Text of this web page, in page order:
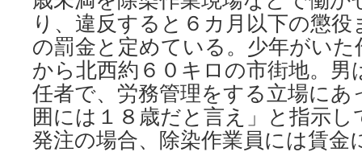
り、違反すると６カ月以下の懲
の罰金と定めている。少年がい
から北西約６０キロの市街地。男
任者で、労務管理をする立場にあ
囲には１８歳だと言え」と指示
発注の場合、除染作業員には賃金